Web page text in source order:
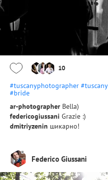
10
#tuscanyphotographer #tuscany
#bride
ar-photographer Bella)
federicogiussani Grazie :)
dmitriyzenin шикарно!
Federico Giussani